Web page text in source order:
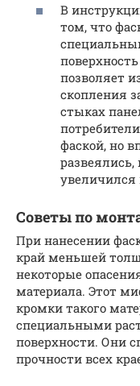
В
том, что
позволяет
скопления
стыках
фаской, но
развеялись,
увеличился
Советы по
При нанесении
край меньшей
некоторые
материала. Этот
кромки такого
специальными
поверхности. Они
прочности всех